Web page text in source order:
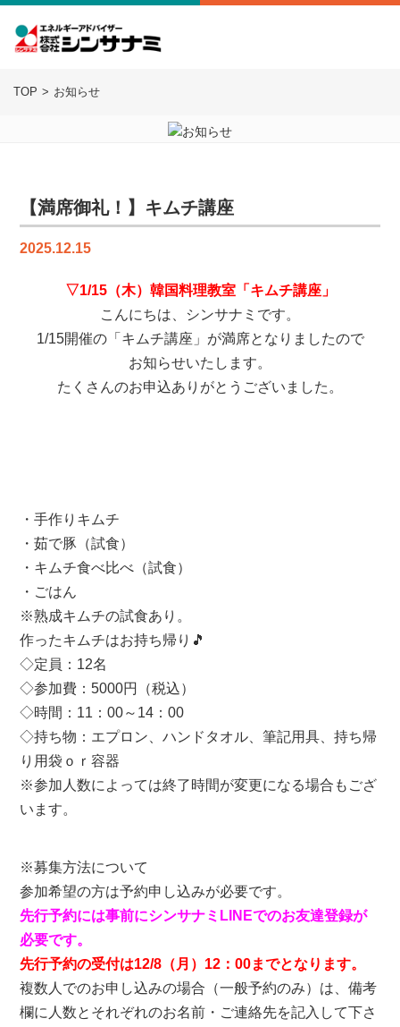
TOP お知らせ
【満席御礼！】キムチ講座
2025.12.15
▽1/15（木）韓国料理教室「キムチ講座」
こんにちは、シンサナミです。
1/15開催の「キムチ講座」が満席となりましたので
お知らせいたします。
たくさんのお申込ありがとうございました。
・手作りキムチ
・茹で豚（試食）
・キムチ食べ比べ（試食）
・ごはん
※熟成キムチの試食あり。
作ったキムチはお持ち帰り🎵
◇定員：12名
◇参加費：5000円（税込）
◇時間：11：00～14：00
◇持ち物：エプロン、ハンドタオル、筆記用具、持ち帰
り用袋ｏｒ容器
※参加人数によっては終了時間が変更になる場合もござ
います。
※募集方法について
参加希望の方は予約申し込みが必要です。
先行予約には事前にシンサナミLINEでのお友達登録が
必要です。
先行予約の受付は12/8（月）12：00までとなります。
複数人でのお申し込みの場合（一般予約のみ）は、備考
欄に人数とそれぞれのお名前・ご連絡先を記入して下さ